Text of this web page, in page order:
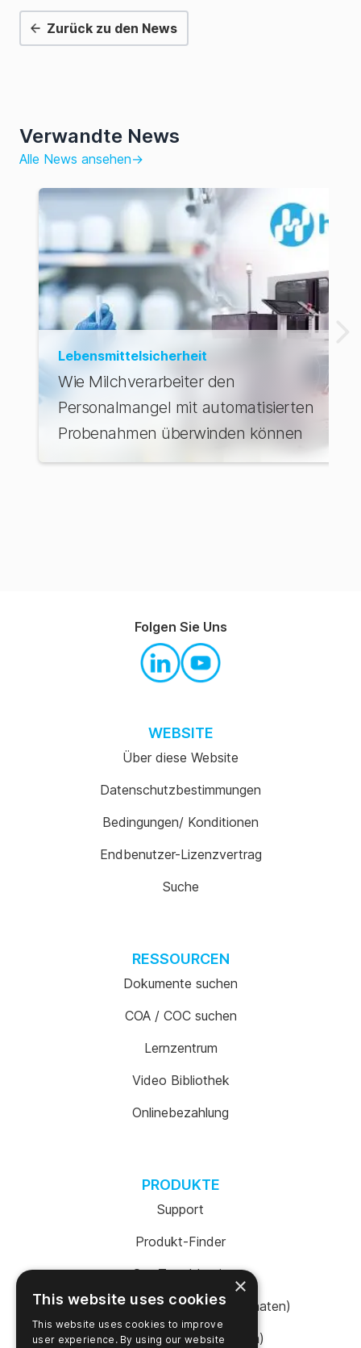
Zurück zu den News
Verwandte News
Alle News ansehen→
Lebensmittelsicherheit
Wie Milchverarbeiter den
Personalmangel mit automatisierten
Probenahmen überwinden können
WEBSITE
Über diese Website
Datenschutzbestimmungen
Bedingungen/ Konditionen
Endbenutzer-Lizenzvertrag
Suche
RESSOURCEN
Dokumente suchen
COA / COC suchen
Lernzentrum
Video Bibliothek
Onlinebezahlung
PRODUKTE
Support
Produkt-Finder
SureTrend Login
Online einkaufen (Vereinigte Staaten)
Online einkaufen (Australien)
Folgen Sie Uns
×
This website uses cookies
This website uses cookies to improve
user experience. By using our website